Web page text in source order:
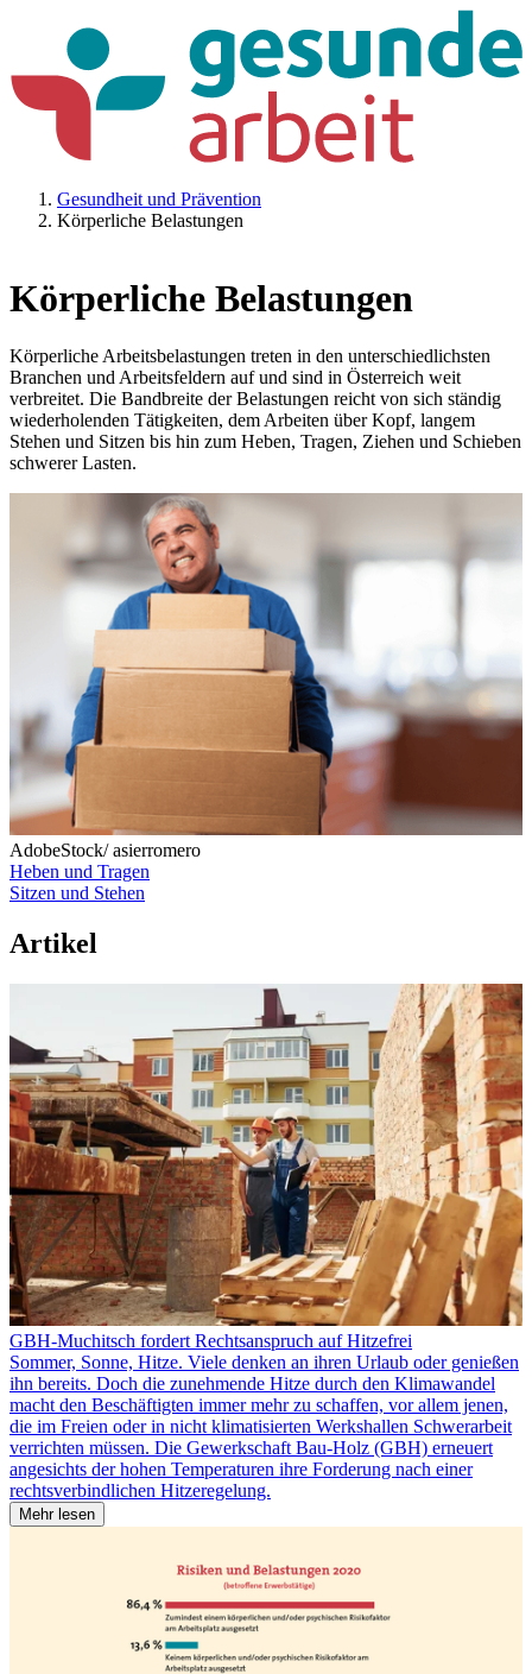
Gesundheit und Prävention
Körperliche Belastungen
Körperliche Belastungen
Körperliche Arbeitsbelastungen treten in den unterschiedlichsten
Branchen und Arbeitsfeldern auf und sind in Österreich weit
verbreitet. Die Bandbreite der Belastungen reicht von sich ständig
wiederholenden Tätigkeiten, dem Arbeiten über Kopf, langem
Stehen und Sitzen bis hin zum Heben, Tragen, Ziehen und Schieben
schwerer Lasten.
AdobeStock/ asierromero
Heben und Tragen
Sitzen und Stehen
Artikel
GBH-Muchitsch fordert Rechtsanspruch auf Hitzefrei
Sommer, Sonne, Hitze. Viele denken an ihren Urlaub oder genießen
ihn bereits. Doch die zunehmende Hitze durch den Klimawandel
macht den Beschäftigten immer mehr zu schaffen, vor allem jenen,
die im Freien oder in nicht klimatisierten Werkshallen Schwerarbeit
verrichten müssen. Die Gewerkschaft Bau-Holz (GBH) erneuert
angesichts der hohen Temperaturen ihre Forderung nach einer
rechtsverbindlichen Hitzeregelung.
Mehr lesen